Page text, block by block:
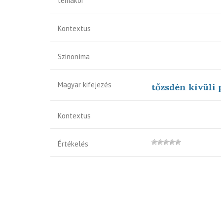
Kontextus
Szinoníma
Magyar kifejezés tőzsdén kívüli
Kontextus
Értékelés